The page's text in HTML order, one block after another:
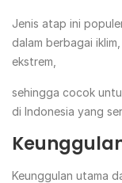
Jenis atap ini
dalam berbagai
ekstrem,
sehingga cocok
di Indonesia yang
Keunggulan utama